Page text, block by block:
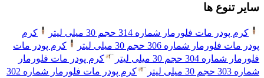
سایر تنوع ها
کرم پودر مات فلورمار شماره 314 حجم 30 میلی لیتر
کرم
پودر مات فلورمار شماره 306 حجم 30 میلی لیتر
کرم پودر مات
فلورمار شماره 304 حجم 30 میلی لیتر
کرم پودر مات فلورمار
شماره 303 حجم 30 میلی لیتر
کرم پودر مات فلورمار شماره 302